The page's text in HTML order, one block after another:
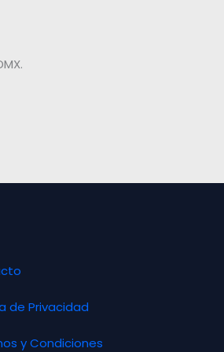
de Privacidad
y Condiciones